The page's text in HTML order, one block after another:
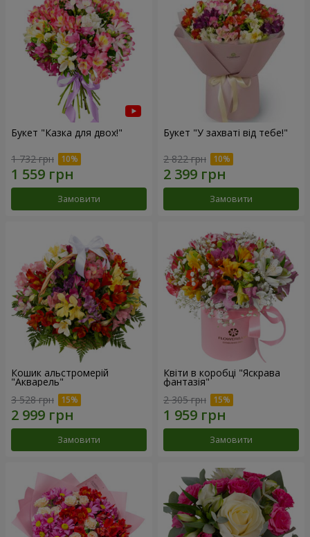
Букет "Казка для двох!"
1 732 грн
Замовити
Букет "У захваті від тебе!"
2 822 грн
Замовити
Кошик альстромерій
"Акварель"
3 528 грн
Замовити
Квіти в коробці "Яскрава
фантазія"
2 305 грн
Замовити